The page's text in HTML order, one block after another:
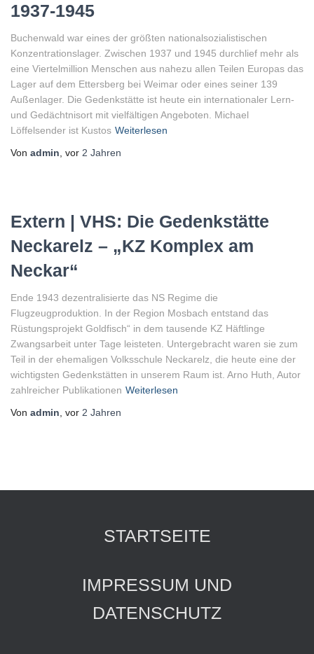
1937-1945
Buchenwald war eines der größten nationalsozialistischen
Konzentrationslager. Zwischen 1937 und 1945 durchlief mehr als
eine Viertelmillion Menschen aus nahezu allen Teilen Europas das
Lager auf dem Ettersberg bei Weimar oder eines seiner 139
Außenlager. Die Gedenkstätte ist heute ein internationaler Lern-
und Gedächtnisort mit vielfältigen Angeboten. Michael
Löffelsender ist Kustos Weiterlesen
Von admin , vor 2 Jahren
Extern | VHS: Die Gedenkstätte
Neckarelz – „KZ Komplex am
Neckar“
Ende 1943 dezentralisierte das NS Regime die
Flugzeugproduktion. In der Region Mosbach entstand das
Rüstungsprojekt Goldfisch“ in dem tausende KZ Häftlinge
Zwangsarbeit unter Tage leisteten. Untergebracht waren sie zum
Teil in der ehemaligen Volksschule Neckarelz, die heute eine der
wichtigsten Gedenkstätten in unserem Raum ist. Arno Huth, Autor
zahlreicher Publikationen Weiterlesen
Von admin , vor 2 Jahren
STARTSEITE
IMPRESSUM UND
DATENSCHUTZ